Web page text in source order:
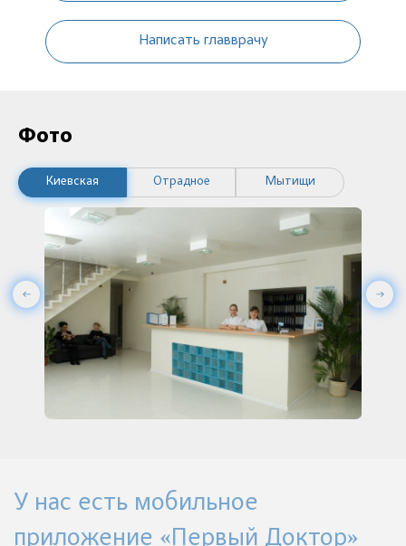
Написать главврачу
Фото
Киевская Отрадное Мытищи
У нас есть мобильное
приложение «Первый Доктор»